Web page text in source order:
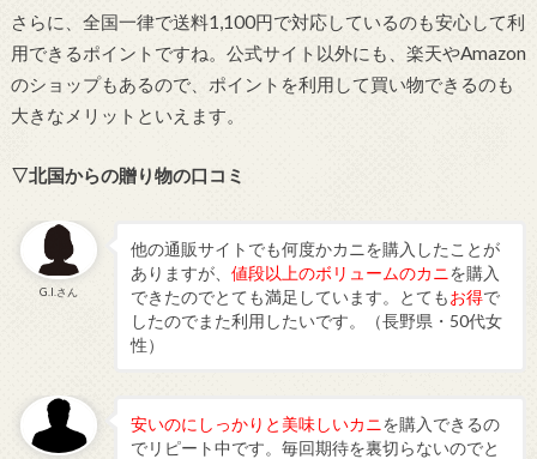
さらに、全国一律で送料1,100円で対応しているのも安心して利
用できるポイントですね。公式サイト以外にも、楽天やAmazon
のショップもあるので、ポイントを利用して買い物できるのも
大きなメリットといえます。
▽北国からの贈り物の口コミ
G.I.さん
他の通販サイトでも何度かカニを購入したことが
ありますが、 値段以上のボリュームのカニを購入
できたのでとても満足しています。とてもお得で
したのでまた利用したいです。（長野県・50代女
性）
安いのにしっかりと美味しいカニを購入できるの
でリピート中です。毎回期待を裏切らないのでと